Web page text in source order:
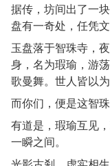
据传，坊间出了一
盘有一奇处，任凭
玉盘落于智珠寺，
身，名为瑕瑜，游
歌曼舞。世人皆以
而你们，便是这智
有道是，瑕瑜互见
一瞬之间。